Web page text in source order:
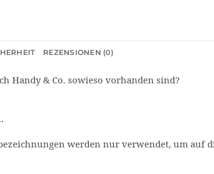
REZENSIONEN (0)
Handy & Co. sowieso vorhanden sind?
werden nur verwendet, um auf